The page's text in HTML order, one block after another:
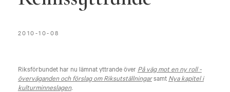
2010-10-08
Riksförbundet har nu lämnat yttrande över På väg mot en ny roll -
överväganden och förslag om Riksutställningarsamt Nya kapitel i
kulturminneslagen.